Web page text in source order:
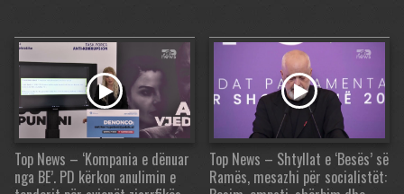
Top News – ‘Kompania e dënuar
nga BE’. PD kërkon anulimin e
Top News – Shtyllat e ‘Besës’ së
Ramës, mesazhi për socialistët: